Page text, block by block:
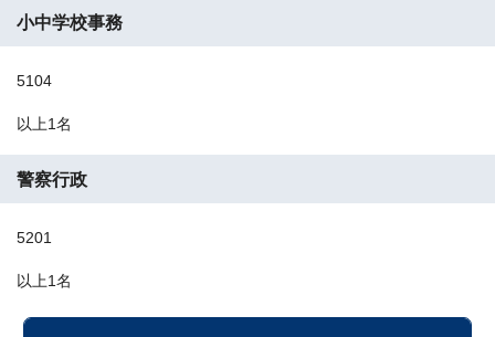
小中学校事務
5104
以上1名
警察行政
5201
以上1名